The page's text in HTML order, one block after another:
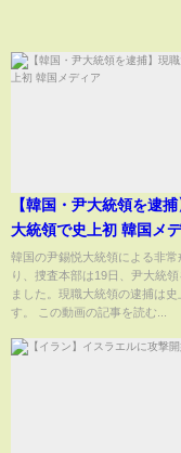
【韓国・尹大統領を逮
大統領で史上初 韓
韓国の尹錫悦大統領による非常
り、捜査本部は19日、尹大統領
ました。現職大統領の逮捕は
す。 この動画の記事を読む...